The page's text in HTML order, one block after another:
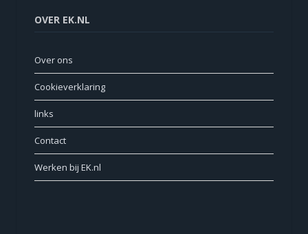
OVER EK.NL
Over ons
Cookieverklaring
links
Contact
Werken bij EK.nl